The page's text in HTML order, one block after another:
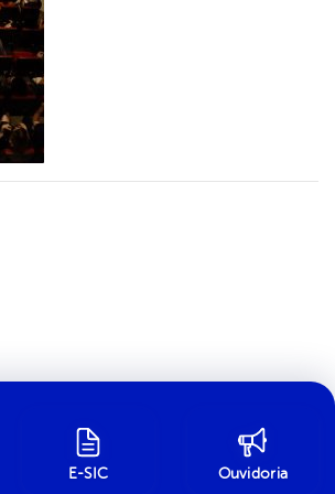
E-SIC Ouvidoria